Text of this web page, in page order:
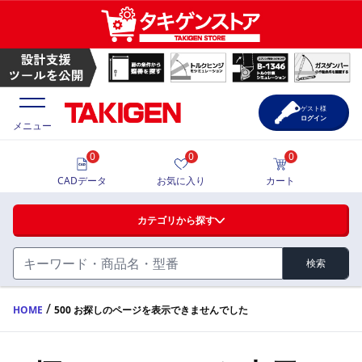
ハンドル・取手・つまみ・周辺機器
FA・A
蝶番・ステー・周辺機器
価格一覧
製品カタログ
メニュー
カテゴリから探す
検索
0
CADデータ
0
お気に入り
0
カート
ゲスト様
ログイン
HOME / 500 お探しのページを表示できませんでした